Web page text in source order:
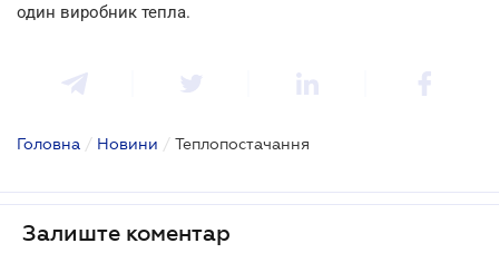
один виробник тепла.
Головна / Новини / Теплопостачання
Залиште коментар